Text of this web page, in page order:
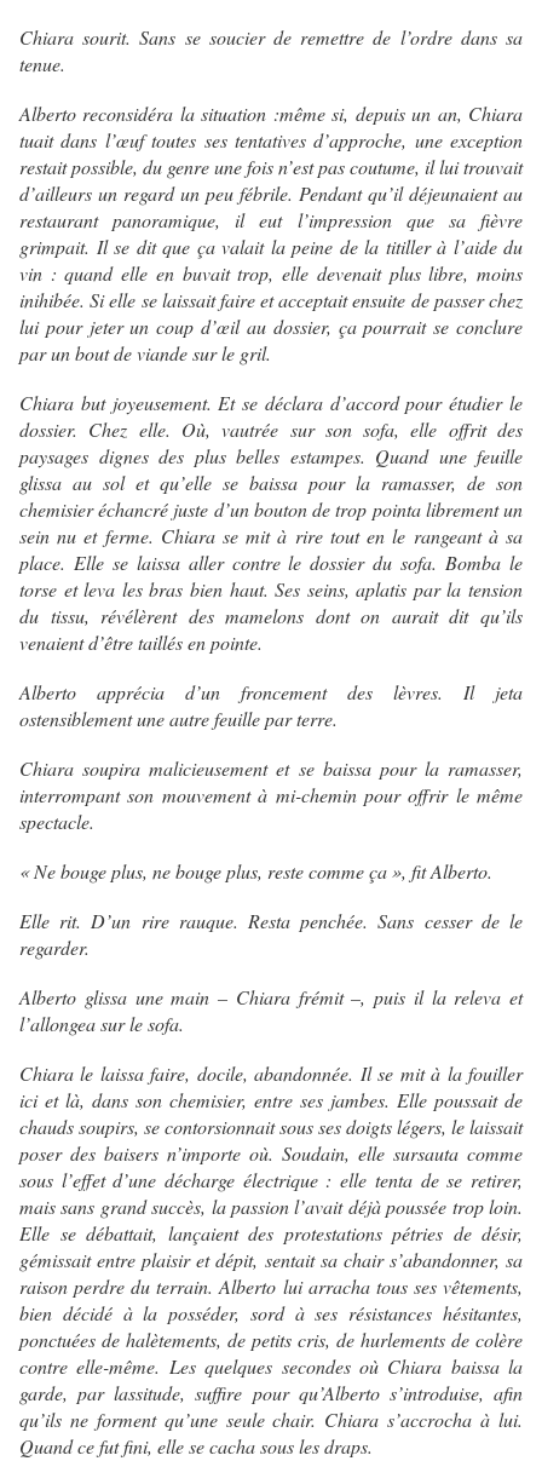
Chiara sourit. Sans se soucier de remettre de l’ordre dans sa
tenue.
Alberto reconsidéra la situation :même si, depuis un an, Chiara
tuait dans l’œuf toutes ses tentatives d’approche, une exception
restait possible, du genre une fois n’est pas coutume, il lui trouvait
d’ailleurs un regard un peu fébrile. Pendant qu’il déjeunaient au
restaurant panoramique, il eut l’impression que sa fièvre
grimpait. Il se dit que ça valait la peine de la titiller à l’aide du
vin : quand elle en buvait trop, elle devenait plus libre, moins
inihibée. Si elle se laissait faire et acceptait ensuite de passer chez
lui pour jeter un coup d’œil au dossier, ça pourrait se conclure
par un bout de viande sur le gril.
Chiara but joyeusement. Et se déclara d’accord pour étudier le
dossier. Chez elle. Où, vautrée sur son sofa, elle offrit des
paysages dignes des plus belles estampes. Quand une feuille
glissa au sol et qu’elle se baissa pour la ramasser, de son
chemisier échancré juste d’un bouton de trop pointa librement un
sein nu et ferme. Chiara se mit à rire tout en le rangeant à sa
place. Elle se laissa aller contre le dossier du sofa. Bomba le
torse et leva les bras bien haut. Ses seins, aplatis par la tension
du tissu, révélèrent des mamelons dont on aurait dit qu’ils
venaient d’être taillés en pointe.
Alberto apprécia d’un froncement des lèvres. Il jeta
ostensiblement une autre feuille par terre.
Chiara soupira malicieusement et se baissa pour la ramasser,
interrompant son mouvement à mi-chemin pour offrir le même
spectacle.
« Ne bouge plus, ne bouge plus, reste comme ça », fit Alberto.
Elle rit. D’un rire rauque. Resta penchée. Sans cesser de le
regarder.
Alberto glissa une main – Chiara frémit –, puis il la releva et
l’allongea sur le sofa.
Chiara le laissa faire, docile, abandonnée. Il se mit à la fouiller
ici et là, dans son chemisier, entre ses jambes. Elle poussait de
chauds soupirs, se contorsionnait sous ses doigts légers, le laissait
poser des baisers n’importe où. Soudain, elle sursauta comme
sous l’effet d’une décharge électrique : elle tenta de se retirer,
mais sans grand succès, la passion l’avait déjà poussée trop loin.
Elle se débattait, lançaient des protestations pétries de désir,
gémissait entre plaisir et dépit, sentait sa chair s’abandonner, sa
raison perdre du terrain. Alberto lui arracha tous ses vêtements,
bien décidé à la posséder, sord à ses résistances hésitantes,
ponctuées de halètements, de petits cris, de hurlements de colère
contre elle-même. Les quelques secondes où Chiara baissa la
garde, par lassitude, suffire pour qu’Alberto s’introduise, afin
qu’ils ne forment qu’une seule chair. Chiara s’accrocha à lui.
Quand ce fut fini, elle se cacha sous les draps.